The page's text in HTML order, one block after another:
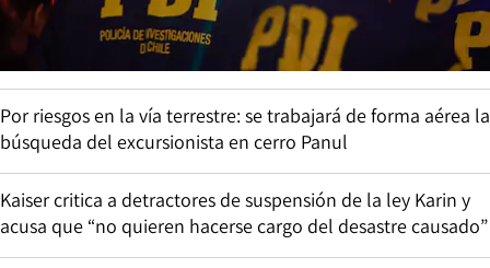
Por riesgos en la vía terrestre: se trabajará de forma aérea la
búsqueda del excursionista en cerro Panul
Kaiser critica a detractores de suspensión de la ley Karin y
acusa que “no quieren hacerse cargo del desastre causado”